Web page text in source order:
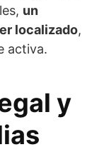
un
localizado,
activa.
y